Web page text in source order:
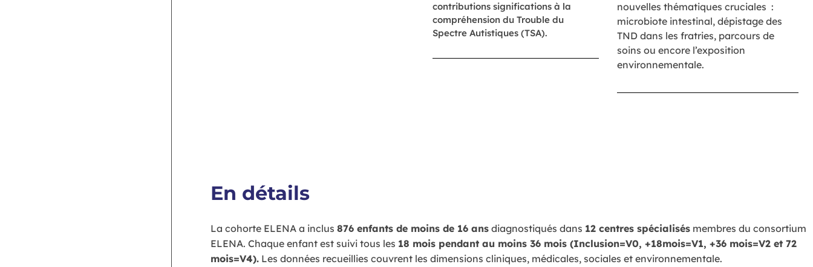
contributions significations à la
compréhension du Trouble du
Spectre Autistiques (TSA).
nouvelles thématiques cruciales :
microbiote intestinal, dépistage des
TND dans les fratries, parcours de
soins ou encore l’exposition
environnementale.
En détails
La cohorte ELENA a inclus 876 enfants de moins de 16 ansdiagnostiqués dans 12 centres spécialisésmembres du consortium
ELENA. Chaque enfant est suivi tous les 18 mois pendant au moins 36 mois (Inclusion=V0, +18mois=V1, +36 mois=V2 et 72
mois=V4).Les données recueillies couvrent les dimensions cliniques, médicales, sociales et environnementale.